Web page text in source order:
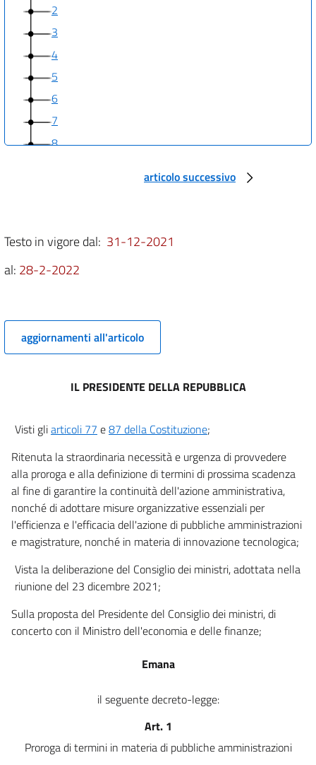
2
3
4
5
6
7
8
13
14
16
17
21
22
23
24
25
articolo successivo
Testo in vigore dal: 31-12-2021
al: 28-2-2022
aggiornamenti all'articolo
IL PRESIDENTE DELLA REPUBBLICA
Visti gliarticoli 77 e87 della Costituzione;
Ritenuta la straordinaria necessità e urgenza di provvedere
alla proroga e alla definizione di termini di prossima scadenza
al fine di garantire la continuità dell'azione amministrativa,
nonché di adottare misure organizzative essenziali per
l'efficienza e l'efficacia dell'azione di pubbliche amministrazioni
e magistrature, nonché in materia di innovazione tecnologica;
Vista la deliberazione del Consiglio dei ministri, adottata nella
riunione del 23 dicembre 2021;
Sulla proposta del Presidente del Consiglio dei ministri, di
concerto con il Ministro dell'economia e delle finanze;
Emana
il seguente decreto-legge:
Art. 1
Proroga di termini in materia di pubbliche amministrazioni